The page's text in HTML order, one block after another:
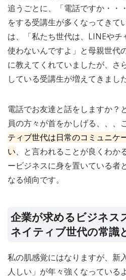
追うごとに、「電話ですか・・
をする受講生が多くなってきて
は、「私たち世代は、LINEや
使わないんですよ」と母親世代
に教えてくれていましたが、さ
している受講生が増えてきました
電話でお友達と話をしますか？
員の方々が首をかしげる、、、
ティブ世代は日常のコミュニケ
い、と言われることが良くわか
ービジネスに身を置いている者
なる傾向です。
企業が求めるビジネス
ネイティブ世代の常識
私の肌感覚にはなりますが、新
人しい」が年々強くなっている